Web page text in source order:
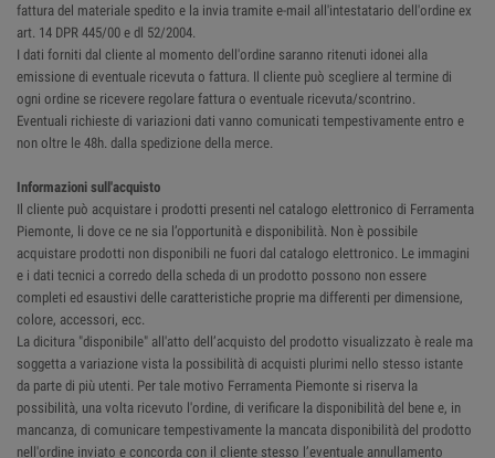
fattura del materiale spedito e la invia tramite e-mail all'intestatario dell'ordine ex
art. 14 DPR 445/00 e dl 52/2004.
I dati forniti dal cliente al momento dell'ordine saranno ritenuti idonei alla
emissione di eventuale ricevuta o fattura. Il cliente può scegliere al termine di
ogni ordine se ricevere regolare fattura o eventuale ricevuta/scontrino.
Eventuali richieste di variazioni dati vanno comunicati tempestivamente entro e
non oltre le 48h. dalla spedizione della merce.
Informazioni sull'acquisto
Il cliente può acquistare i prodotti presenti nel catalogo elettronico di Ferramenta
Piemonte, li dove ce ne sia l’opportunità e disponibilità. Non è possibile
acquistare prodotti non disponibili ne fuori dal catalogo elettronico. Le immagini
e i dati tecnici a corredo della scheda di un prodotto possono non essere
completi ed esaustivi delle caratteristiche proprie ma differenti per dimensione,
colore, accessori, ecc.
La dicitura "disponibile" all'atto dell’acquisto del prodotto visualizzato è reale ma
soggetta a variazione vista la possibilità di acquisti plurimi nello stesso istante
da parte di più utenti. Per tale motivo Ferramenta Piemonte si riserva la
possibilità, una volta ricevuto l'ordine, di verificare la disponibilità del bene e, in
mancanza, di comunicare tempestivamente la mancata disponibilità del prodotto
nell'ordine inviato e concorda con il cliente stesso l’eventuale annullamento